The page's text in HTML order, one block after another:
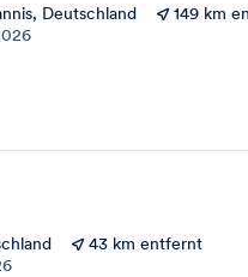
Deutschland
149 km
43 km entfernt